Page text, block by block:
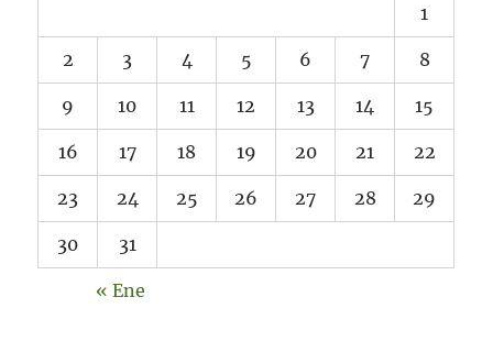
1
2 3 4 5 6 7 8
9 10 11 12 13 14 15
16 17 18 19 20 21 22
23 24 25 26 27 28 29
30 31
« Ene